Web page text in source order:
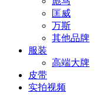
匡威
万斯
其他品牌
服装
高端大牌
皮带
实拍视频